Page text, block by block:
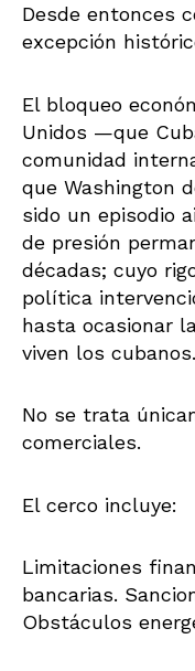
Desde entonces
excepción
El bloqueo
Unidos —que
comunidad
que Washington
sido un episodio
de presión
décadas; cuyo
política
hasta ocasionar
viven los cubanos.
No se trata
comerciales.
El cerco incluye:
Limitaciones
bancarias.
Obstáculos